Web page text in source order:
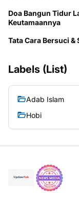
Doa Bangun Tidur
Keutamaannya
Tata Cara Bersuci
Labels (List)
Adab Islam
Hobi